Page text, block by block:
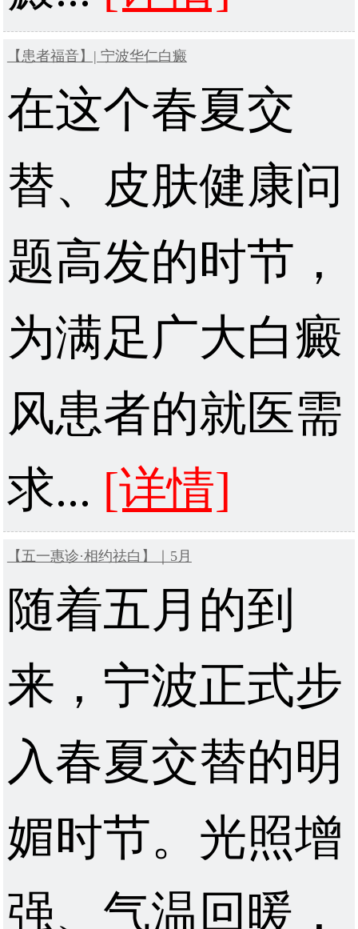
【患者福音】| 宁波华仁白癜
在这个春夏交
替、皮肤健康问
题高发的时节，
为满足广大白癜
风患者的就医需
求... [详情]
【五一惠诊·相约祛白】｜5月
随着五月的到
来，宁波正式步
入春夏交替的明
媚时节。光照增
强、气温回暖，